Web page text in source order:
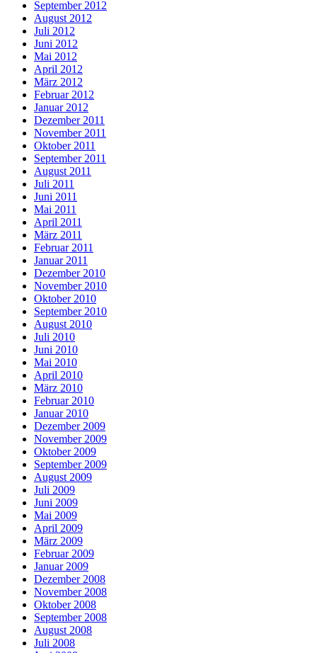
September 2012
August 2012
Juli 2012
Juni 2012
Mai 2012
April 2012
März 2012
Februar 2012
Januar 2012
Dezember 2011
November 2011
Oktober 2011
September 2011
August 2011
Juli 2011
Juni 2011
Mai 2011
April 2011
März 2011
Februar 2011
Januar 2011
Dezember 2010
November 2010
Oktober 2010
September 2010
August 2010
Juli 2010
Juni 2010
Mai 2010
April 2010
März 2010
Februar 2010
Januar 2010
Dezember 2009
November 2009
Oktober 2009
September 2009
August 2009
Juli 2009
Juni 2009
Mai 2009
April 2009
März 2009
Februar 2009
Januar 2009
Dezember 2008
November 2008
Oktober 2008
September 2008
August 2008
Juli 2008